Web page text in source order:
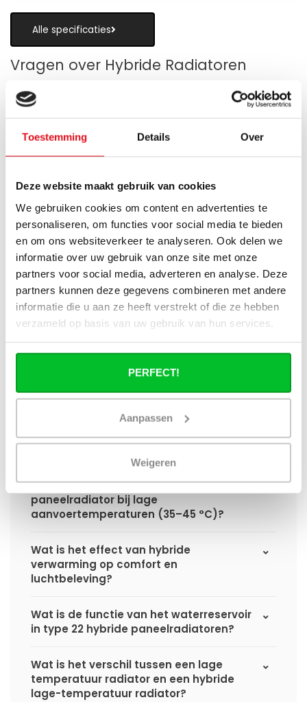
Toestemming Details Over
Deze website maakt gebruik van cookies
We gebruiken cookies om content en advertenties te
personaliseren, om functies voor social media te bieden
en om ons websiteverkeer te analyseren. Ook delen we
informatie over uw gebruik van onze site met onze
partners voor social media, adverteren en analyse. Deze
partners kunnen deze gegevens combineren met andere
informatie die u aan ze heeft verstrekt of die ze hebben
verzameld op basis van uw gebruik van hun services.
PERFECT!
Aanpassen
Weigeren
Alle specificaties
Vragen over Hybride Radiatoren
Is een hybride paneelradiator geschikt
Wanneer zijn de warmteboosters het
meest nuttig?
Wat is technisch gezien een hybride
paneelradiator?
Hoe verschilt de warmteafgifte van een
hybride paneelradiator ten opzichte van
Wat is het voordeel van geïntegreerde
radiatorventilatoren?
Waarom is een hybride paneelradiator
Hoe presteert een hybride
paneelradiator bij lage
aanvoertemperaturen (35–45 °C)?
Wat is het effect van hybride
verwarming op comfort en
luchtbeleving?
Wat is de functie van het waterreservoir
in type 22 hybride paneelradiatoren?
Wat is het verschil tussen een lage
temperatuur radiator en een hybride
lage-temperatuur radiator?